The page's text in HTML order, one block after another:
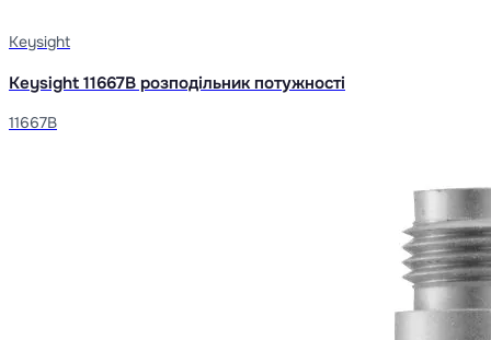
Keysight
Keysight 11667B розподільник потужності
11667B